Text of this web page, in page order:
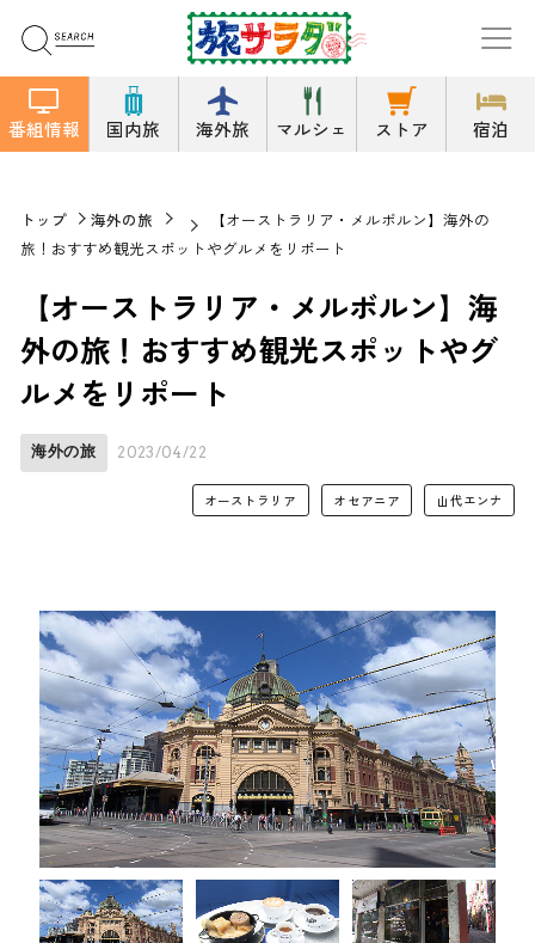
番組情報 国内旅 海外旅 マルシェ ストア 宿泊
トップ 海外の旅
【オーストラリア・メルボルン】海外の
旅！おすすめ観光スポットやグルメをリポート
【オーストラリア・メルボルン】海
外の旅！おすすめ観光スポットやグ
ルメをリポート
海外の旅 2023/04/22
オーストラリア オセアニア 山代エンナ